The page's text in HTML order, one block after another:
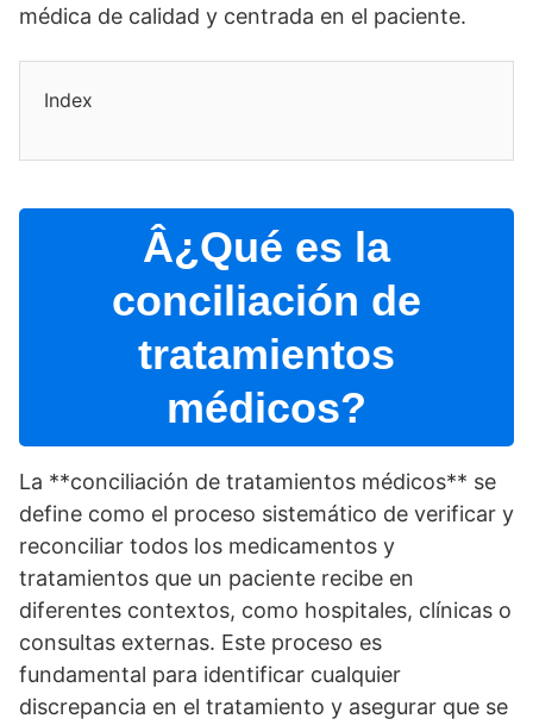
médica de calidad y centrada en el paciente.
Index
Â¿Qué es la
conciliación de
tratamientos
médicos?
La **conciliación de tratamientos médicos** se
define como el proceso sistemático de verificar y
reconciliar todos los medicamentos y
tratamientos que un paciente recibe en
diferentes contextos, como hospitales, clí­nicas o
consultas externas. Este proceso es
fundamental para identificar cualquier
discrepancia en el tratamiento y asegurar que se